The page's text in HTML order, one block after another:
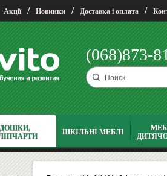
Акції / Новинки / Доставка і оплата /
(068)873-
ДОШКИ,
ШКІЛЬНІ МЕБЛІ